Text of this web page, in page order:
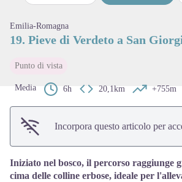
View
Emilia-Romagna
19. Pieve di Verdeto a San
Punto di vista
Media 6h 20,1km +755m
Incorpora questo articolo per
Iniziato nel bosco, il percorso raggiunge
cima delle colline erbose, ideale per